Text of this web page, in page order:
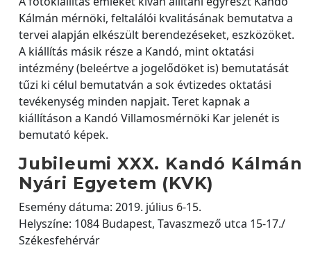
Kálmán mérnöki, feltalálói kvalitásának bemutatva a
tervei alapján elkészült berendezéseket, eszközöket.
A kiállítás másik része a Kandó, mint oktatási
intézmény (beleértve a jogelődöket is) bemutatását
tűzi ki célul bemutatván a sok évtizedes oktatási
tevékenység minden napjait. Teret kapnak a
kiállításon a Kandó Villamosmérnöki Kar jelenét is
bemutató képek.
Jubileumi XXX. Kandó Kálmán
Nyári Egyetem (KVK)
Esemény dátuma: 2019. július 6-15.
Helyszíne: 1084 Budapest, Tavaszmező utca 15-17./
Székesfehérvár